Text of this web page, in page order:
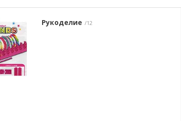
Рукоделие 12